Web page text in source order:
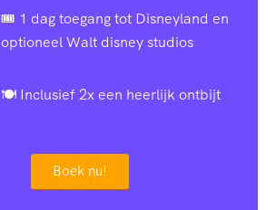
🎟️ 1 dag toegang tot Disneyland en
optioneel Walt disney studios
🍽️ Inclusief 2x een heerlijk ontbijt
Boek nu!